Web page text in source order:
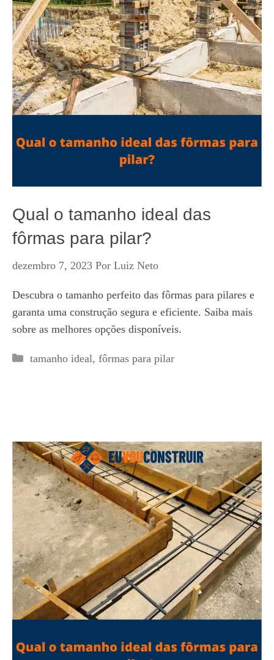
Qual o tamanho ideal das
fôrmas para pilar?
dezembro 7, 2023 Por Luiz Neto
Descubra o tamanho perfeito das fôrmas para pilares e
garanta uma construção segura e eficiente. Saiba mais
sobre as melhores opções disponíveis.
Categorias
tamanho ideal, fôrmas para pilar